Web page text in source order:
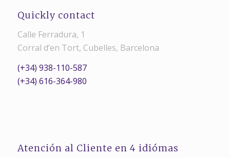
Quickly contact
Calle Ferradura, 1
Corral d’en Tort, Cubelles, Barcelona
(+34) 938-110-587
(+34) 616-364-980
Atención al Cliente en 4 idiómas